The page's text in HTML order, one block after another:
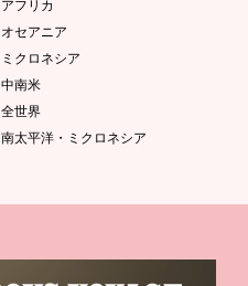
アフリカ
オセアニア
ミクロネシア
中南米
全世界
南太平洋・ミクロネシア